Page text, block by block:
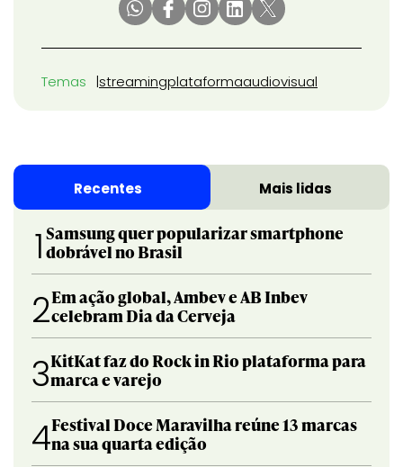
Temas streamingplataformaaudiovisual
Recentes Mais lidas
1 Samsung quer popularizar smartphone
dobrável no Brasil
2Em ação global, Ambev e AB Inbev
celebram Dia da Cerveja
3KitKat faz do Rock in Rio plataforma para
marca e varejo
4Festival Doce Maravilha reúne 13 marcas
na sua quarta edição